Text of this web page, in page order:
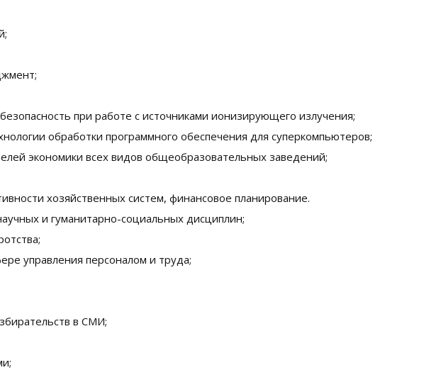
при работе с источниками ионизирующего излучения;
обработки программного обеспечения для суперкомпьютеров;
экономики всех видов общеобразовательных заведений;
хозяйственных систем, финансовое планирование.
и гуманитарно-социальных дисциплин;
управления персоналом и труда;
в СМИ;